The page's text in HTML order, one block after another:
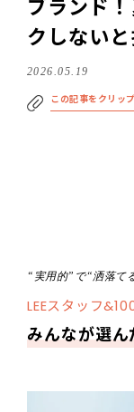
ブランド
クしない
2026.05.19
この記事をクリッ
“実用的”で“洒落て
LEEスタッフ
みんなが選